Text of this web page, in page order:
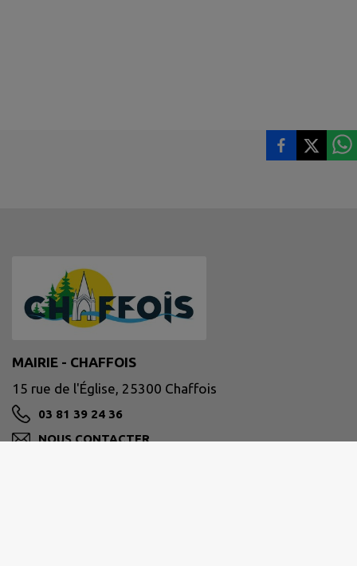
MAIRIE - CHAFFOIS
15 rue de l'Église, 25300 Chaffois
03 81 39 24 36
NOUS CONTACTER